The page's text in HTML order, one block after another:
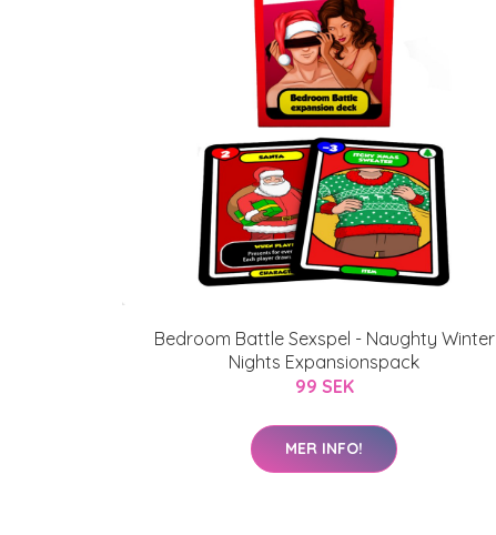
Bedroom Battle Sexspel - Naughty Winter
Nights Expansionspack
99 SEK
MER INFO!